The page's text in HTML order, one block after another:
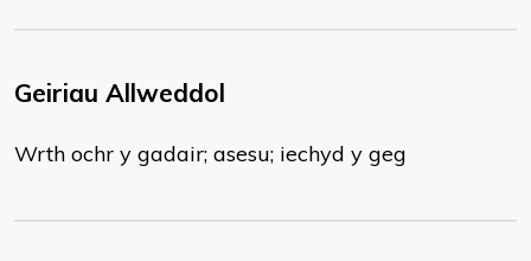
Geiriau Allweddol
Wrth ochr y gadair; asesu; iechyd y geg